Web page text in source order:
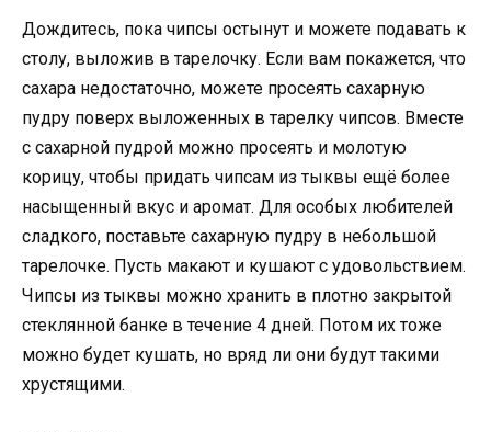
Дождитесь, пока чипсы остынут и можете подавать к
столу, выложив в тарелочку. Если вам покажется, что
сахара недостаточно, можете просеять сахарную
пудру поверх выложенных в тарелку чипсов. Вместе
с сахарной пудрой можно просеять и молотую
корицу, чтобы придать чипсам из тыквы ещё более
насыщенный вкус и аромат. Для особых любителей
сладкого, поставьте сахарную пудру в небольшой
тарелочке. Пусть макают и кушают с удовольствием.
Чипсы из тыквы можно хранить в плотно закрытой
стеклянной банке в течение 4 дней. Потом их тоже
можно будет кушать, но вряд ли они будут такими
хрустящими.